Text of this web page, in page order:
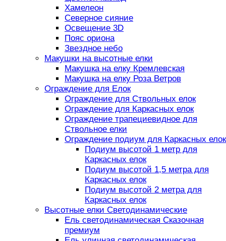
Хамелеон
Северное сияние
Освещение 3D
Пояс ориона
Звездное небо
Макушки на высотные елки
Макушка на елку Кремлевская
Макушка на елку Роза Ветров
Ограждение для Елок
Ограждение для Ствольных елок
Ограждение для Каркасных елок
Ограждение трапециевидное для
Ствольное елки
Ограждение подиум для Каркасных елок
Подиум высотой 1 метр для
Каркасных елок
Подиум высотой 1,5 метра для
Каркасных елок
Подиум высотой 2 метра для
Каркасных елок
Высотные елки Светодинамические
Ель светодинамическая Сказочная
премиум